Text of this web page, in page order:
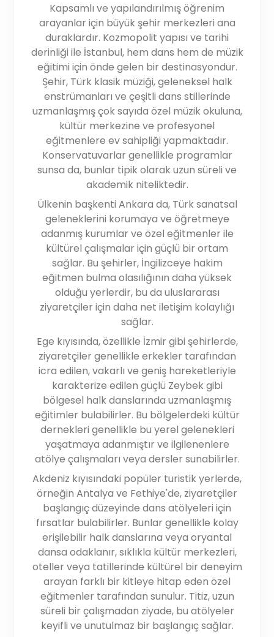
Kapsamlı ve yapılandırılmış öğrenim
arayanlar için büyük şehir merkezleri ana
duraklardır. Kozmopolit yapısı ve tarihi
derinliği ile İstanbul, hem dans hem de müzik
eğitimi için önde gelen bir destinasyondur.
Şehir, Türk klasik müziği, geleneksel halk
enstrümanları ve çeşitli dans stillerinde
uzmanlaşmış çok sayıda özel müzik okuluna,
kültür merkezine ve profesyonel
eğitmenlere ev sahipliği yapmaktadır.
Konservatuvarlar genellikle programlar
sunsa da, bunlar tipik olarak uzun süreli ve
akademik niteliktedir.
Ülkenin başkenti Ankara da, Türk sanatsal
geleneklerini korumaya ve öğretmeye
adanmış kurumlar ve özel eğitmenler ile
kültürel çalışmalar için güçlü bir ortam
sağlar. Bu şehirler, İngilizceye hakim
eğitmen bulma olasılığının daha yüksek
olduğu yerlerdir, bu da uluslararası
ziyaretçiler için daha net iletişim kolaylığı
sağlar.
Ege kıyısında, özellikle İzmir gibi şehirlerde,
ziyaretçiler genellikle erkekler tarafından
icra edilen, vakarlı ve geniş hareketleriyle
karakterize edilen güçlü Zeybek gibi
bölgesel halk danslarında uzmanlaşmış
eğitimler bulabilirler. Bu bölgelerdeki kültür
dernekleri genellikle bu yerel gelenekleri
yaşatmaya adanmıştır ve ilgilenenlere
atölye çalışmaları veya dersler sunabilirler.
Akdeniz kıyısındaki popüler turistik yerlerde,
örneğin Antalya ve Fethiye'de, ziyaretçiler
başlangıç düzeyinde dans atölyeleri için
fırsatlar bulabilirler. Bunlar genellikle kolay
erişilebilir halk danslarına veya oryantal
dansa odaklanır, sıklıkla kültür merkezleri,
oteller veya tatillerinde kültürel bir deneyim
arayan farklı bir kitleye hitap eden özel
eğitmenler tarafından sunulur. Titiz, uzun
süreli bir çalışmadan ziyade, bu atölyeler
keyifli ve unutulmaz bir başlangıç sağlar.